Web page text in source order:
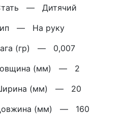
— Дитячий
— На руку
(гр) — 0,007
(мм) — 2
(мм) — 20
(мм) — 160